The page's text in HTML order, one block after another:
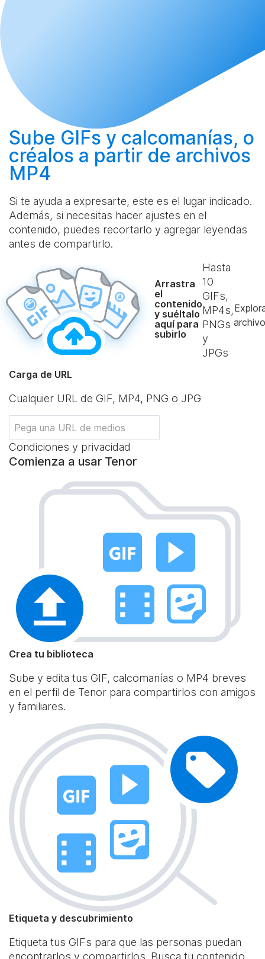
Sube GIFs y calcomanías, o
créalos a partir de archivos
MP4
Si te ayuda a expresarte, este es el lugar indicado.
Además, si necesitas hacer ajustes en el
contenido, puedes recortarlo y agregar leyendas
antes de compartirlo.
Arrastra
el
contenido
y suéltalo
aquí para
subirlo
Hasta
10
GIFs,
MP4s,
PNGs
y
JPGs
Carga de URL
Cualquier URL de GIF, MP4, PNG o JPG
Condiciones y privacidad
Comienza a usar Tenor
Crea tu biblioteca
Sube y edita tus GIF, calcomanías o MP4 breves
en el perfil de Tenor para compartirlos con amigos
y familiares.
Etiqueta y descubrimiento
Etiqueta tus GIFs para que las personas puedan
encontrarlos y compartirlos. Busca tu contenido